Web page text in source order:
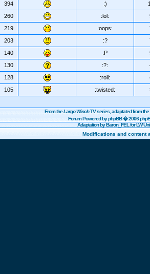
394 :)
260 :lol:
219 :oops:
203 :?
140 :P
130 :?:
128 :roll:
105 :twisted:
From theLargo WinchTV series, adaptated from
Forum Powered byphpBB� 2006
Adaptation by Baron_FEL for LW
Modifications and content